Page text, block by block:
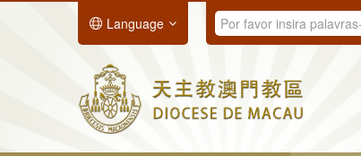
Language